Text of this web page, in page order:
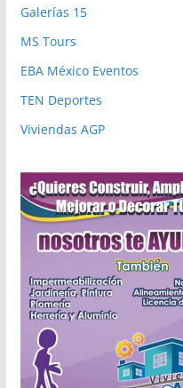
Galerías 15
MS Tours
EBA México Eventos
TEN Deportes
Viviendas AGP